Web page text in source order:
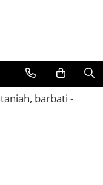
barbati -